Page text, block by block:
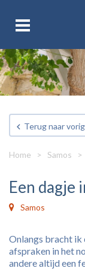
Terug naar
Home > Samos >
Een dagje
Samos
Onlangs bracht ik
afspraken in het
andere altijd een